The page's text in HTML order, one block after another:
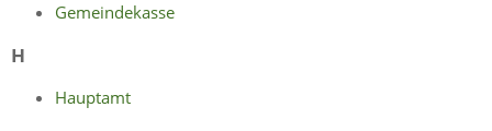
Gemeindekasse
H
Hauptamt